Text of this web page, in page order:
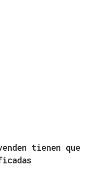
tienen que